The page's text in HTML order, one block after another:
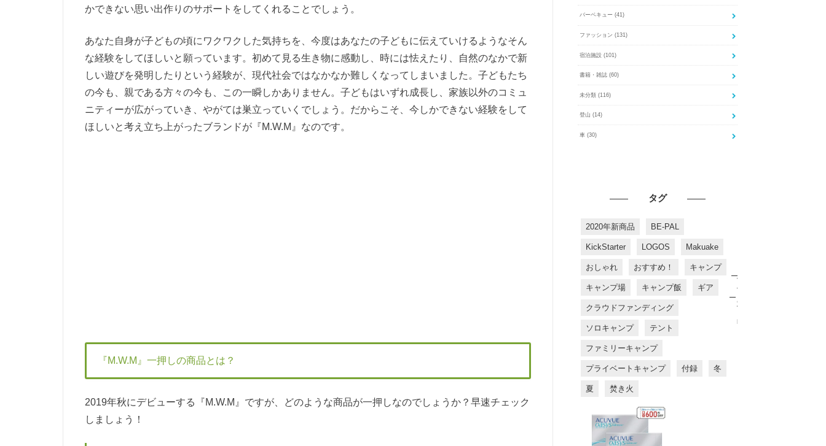
かできない思い出作りのサポートをしてくれることでしょう。
あなた自身が子どもの頃にワクワクした気持ちを、今度はあなたの子どもに伝えていけるようなそん
な経験をしてほしいと願っています。初めて見る生き物に感動し、時には怯えたり、自然のなかで新
しい遊びを発明したりという経験が、現代社会ではなかなか難しくなってしまいました。子どもたち
の今も、親である方々の今も、この一瞬しかありません。子どもはいずれ成長し、家族以外のコミュ
ニティーが広がっていき、やがては巣立っていくでしょう。だからこそ、今しかできない経験をして
ほしいと考え立ち上がったブランドが『M.W.M』なのです。
『M.W.M』一押しの商品とは？
2019年秋にデビューする『M.W.M』ですが、どのような商品が一押しなのでしょうか？早速チェック
しましょう！
バーベキュー (41)
ファッション (131)
宿泊施設 (101)
書籍・雑誌 (60)
未分類 (116)
登山 (14)
車 (30)
タグ
2020年新商品 BE-PAL
KickStarter LOGOS Makuake
おしゃれ おすすめ！ キャンプ
キャンプ場 キャンプ飯 ギア
クラウドファンディング
ソロキャンプ テント
ファミリーキャンプ
プライベートキャンプ 付録 冬
夏 焚き火
す
す
め
商
品